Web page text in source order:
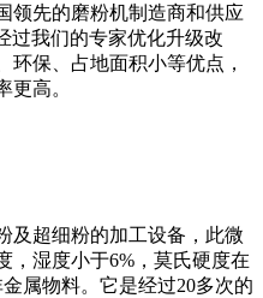
领先的磨粉机制造商和供应
过我们的专家优化升级改
环保、占地面积小等优点，
更高。
及超细粉的加工设备，此微
，湿度小于6%，莫氏硬度在
属物料。它是经过20多次的